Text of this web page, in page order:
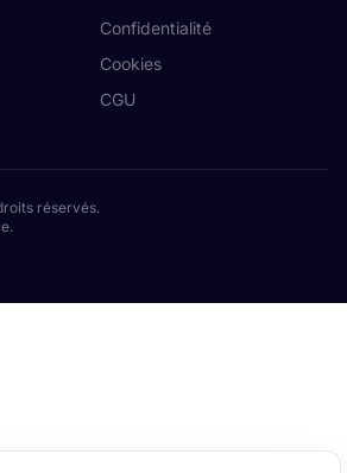
Confidentialité
Cookies
CGU
réservés.